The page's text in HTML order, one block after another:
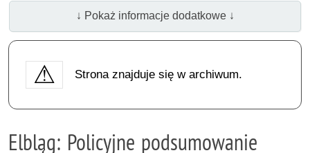
↓ Pokaż informacje dodatkowe ↓
Strona znajduje się w archiwum.
Elbląg: Policyjne podsumowanie